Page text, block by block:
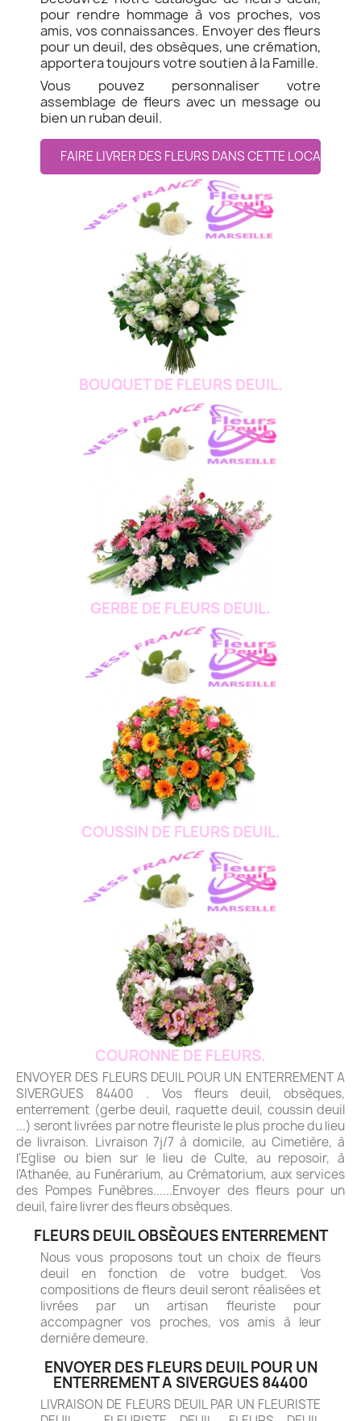
pour rendre hommage à vos proches, vos
amis, vos connaissances. Envoyer des fleurs
pour un deuil, des obsèques, une crémation,
apportera toujours votre soutien à la Famille.
Vous pouvez personnaliser votre
assemblage de fleurs avec un message ou
bien un ruban deuil.
FAIRE LIVRER DES FLEURS DANS CETTE LOCALITE
BOUQUET DE FLEURS DEUIL.
GERBE DE FLEURS DEUIL.
COUSSIN DE FLEURS DEUIL.
COURONNE DE FLEURS.
ENVOYER DES FLEURS DEUIL POUR UN ENTERREMENT A
SIVERGUES 84400 . Vos fleurs deuil, obsèques,
enterrement (gerbe deuil, raquette deuil, coussin deuil
...) seront livrées par notre fleuriste le plus proche du lieu
de livraison. Livraison 7j/7 à domicile, au Cimetière, à
l'Eglise ou bien sur le lieu de Culte, au reposoir, à
l'Athanée, au Funérarium, au Crématorium, aux services
des Pompes Funèbres......Envoyer des fleurs pour un
deuil, faire livrer des fleurs obsèques.
FLEURS DEUIL OBSÈQUES ENTERREMENT
Nous vous proposons tout un choix de fleurs
deuil en fonction de votre budget. Vos
compositions de fleurs deuil seront réalisées et
livrées par un artisan fleuriste pour
accompagner vos proches, vos amis à leur
dernière demeure.
ENVOYER DES FLEURS DEUIL POUR UN
ENTERREMENT A SIVERGUES 84400
LIVRAISON DE FLEURS DEUIL PAR UN FLEURISTE